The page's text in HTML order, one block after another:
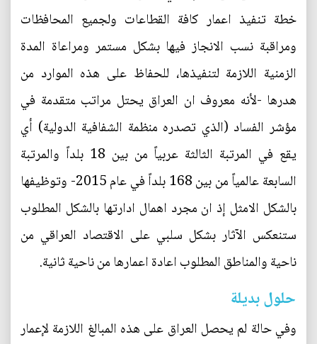
خطة تنفيذ اعمار كافة القطاعات ولجميع المحافظات
ومراقبة نسب الانجاز فيها بشكل مستمر ومراعاة المدة
الزمنية اللازمة لتنفيذها، للحفاظ على هذه الموارد من
هدرها -لأنه معروف ان العراق يحتل مراتب متقدمة في
مؤشر الفساد (الذي تصدره منظمة الشفافية الدولية) أي
يقع في المرتبة الثالثة عربياً من بين 18 بلداً والمرتبة
السابعة عالمياً من بين 168 بلداً في عام 2015- وتوظيفها
بالشكل الامثل إذ ان مجرد اهمال ادارتها بالشكل المطلوب
ستنعكس الآثار بشكل سلبي على الاقتصاد العراقي من
ناحية والمناطق المطلوب اعادة اعمارها من ناحية ثانية.
حلول بديلة
وفي حالة لم يحصل العراق على هذه المبالغ اللازمة لإعمار